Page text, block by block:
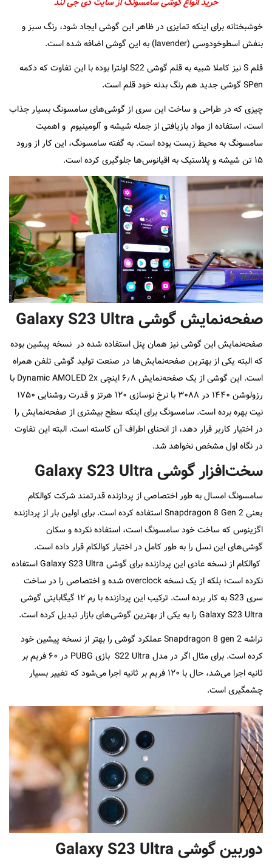
خوشبختانه برای اینکه تمایزی در ظاهر این گوشی ایجاد شود، رنگ سبز و
بنفش اسطوخودوسی (lavender) به این گوشی اضافه شده است.
قلم S نیز کاملا شبیه به قلم گوشی S22 اولترا بوده با این تفاوت که دکمه
SPen گوشی جدید هم رنگ بدنه خود قلم است.
چیزی که در طراحی و ساخت این سری از گوشی‌های سامسونگ بسیار جذاب
است، استفاده از مواد بازیافتی از جمله شیشه و آلومینیوم و اهمیت
سامسونگ به محیط زیست بوده است. به گفته سامسونگ، این کار از ورود
۱۵ تن شیشه و پلاستیک به اقیانوس‌ها جلوگیری کرده است.
صفحه‌نمایش گوشی Galaxy S23 Ultra
صفحه‌نمایش این گوشی نیز همان پنل استفاده شده در نسخه پیشین بوده
که البته یکی از بهترین صفحه‌نمایش‌ها در صنعت تولید گوشی تلفن همراه
است. این گوشی از یک صفحه‌نمایش ۶٫۸ اینچی Dynamic AMOLED 2x با
رزولوشن ۱۴۴۰ در ۳۰۸۸ با نرخ نوسازی ۱۲۰ هرتز و قدرت روشنایی ۱۷۵۰
نیت بهره برده است. سامسونگ برای اینکه سطح بیشتری از صفحه‌نمایش را
در اختیار کاربر قرار دهد، از انحنای اطراف آن کاسته است. البته این تفاوت
در نگاه اول مشخص نخواهد شد.
سخت‌افزار گوشی Galaxy S23 Ultra
سامسونگ امسال به طور اختصاصی از پردازنده قدرتمند شرکت کوالکام
یعنی Snapdragon 8 Gen 2 استفاده کرده است. برای اولین بار از پردازنده
اگزینوس که ساخت خود سامسونگ است، استفاده نکرده و سکان
گوشی‌های این نسل را به طور کامل در اختیار کوالکام قرار داده است.
کوالکام از نسخه عادی این پردازنده برای گوشی Galaxy S23 Ultra استفاده
نکرده است؛ بلکه از یک نسخه overclock شده و اختصاصی را در ساخت
سری S23 به کار برده است. ترکیب این پردازنده با رم ۱۲ گیگابایتی گوشی
Galaxy S23 Ultra را به یکی از بهترین گوشی‌های بازار تبدیل کرده است.
تراشه Snapdragon 8 gen 2 عملکرد گوشی را بهتر از نسخه پیشین خود
کرده است. برای مثال اگر در مدل S22 Ultra بازی PUBG در ۶۰ فریم بر
ثانیه اجرا می‌شد، حال با ۱۲۰ فریم بر ثانیه اجرا می‌شود که تغییر بسیار
چشمگیری است.
دوربین گوشی Galaxy S23 Ultra